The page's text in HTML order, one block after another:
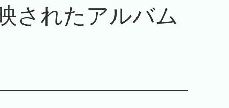
されたアルバム